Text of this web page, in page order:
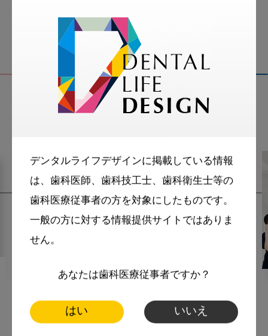
デンタルライフデザインに掲載している情報
は、歯科医師、歯科技工士、歯科衛生士等の
歯科医療従事者の方を対象にしたものです。
一般の方に対する情報提供サイトではありま
せん。
あなたは歯科医療従事者ですか？
はい いいえ
2025・10・20 MoreSmile
根分岐部病変Ⅱ度の歯周組織再
生療法前に衛生士が行うべき